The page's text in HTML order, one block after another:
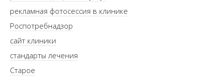
рекламная фотосессия в клинике
Роспотребнадзор
сайт клиники
стандарты лечения
Старое